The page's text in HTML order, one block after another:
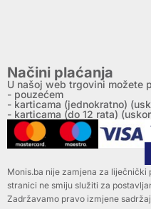
Načini plaćanja
U našoj web trgovini možete
- pouzećem
- karticama (jednokratno)
- karticama (do 12 rata)
Monis.ba nije zamjena za
stranici ne smiju služiti za
Zadržavamo pravo izmjene